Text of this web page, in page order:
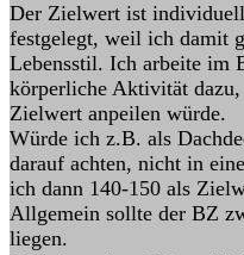
Der Zielwert ist
festgelegt, weil ich damit
Lebensstil. Ich arbeite im
körperliche Aktivität
Zielwert anpeilen würde.
Würde ich z.B. als
darauf achten, nicht in
ich dann 140-150 als
Allgemein sollte der BZ
liegen.